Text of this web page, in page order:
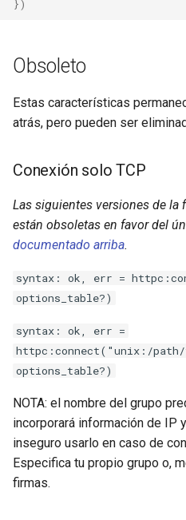
})
Obsoleto
Estas características
atrás, pero pueden ser
Conexión solo TCP
Las siguientes versiones de la
están obsoletas en favor del
documentado arriba.
syntax: ok, err =
options_table?)
syntax: ok, err =
httpc:connect("unix:/
options_table?)
NOTA: el nombre del grupo
incorporará información de IP
inseguro usarlo en caso de
Especifica tu propio grupo o,
firmas.